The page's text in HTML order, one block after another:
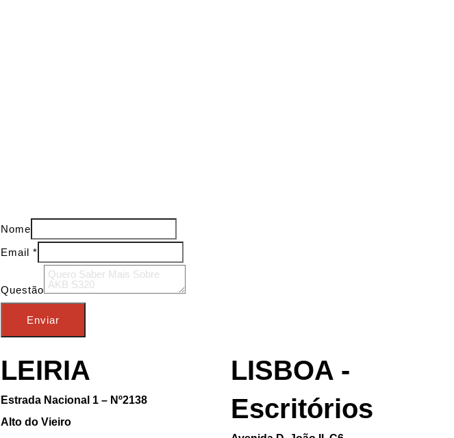
Nome
Email *
Questão
Enviar
LEIRIA
Estrada Nacional 1 – Nº2138
Alto do Vieiro
LISBOA -
Escritórios